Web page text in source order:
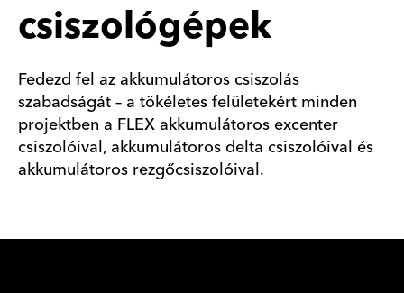
csiszológépek
Fedezd fel az akkumulátoros csiszolás
szabadságát – a tökéletes felületekért minden
projektben a FLEX akkumulátoros excenter
csiszolóival, akkumulátoros delta csiszolóival és
akkumulátoros rezgőcsiszolóival.